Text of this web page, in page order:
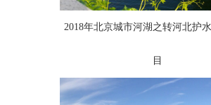
2018年北京城市河湖之转河北护
目